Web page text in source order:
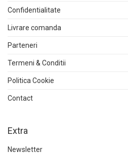
Confidentialitate
Livrare comanda
Parteneri
Termeni & Conditii
Politica Cookie
Contact
Extra
Newsletter